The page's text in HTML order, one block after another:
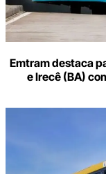
Emtram destaca
e Irecê (BA)